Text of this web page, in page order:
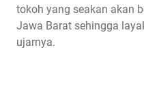
tokoh yang seakan akan
Jawa Barat sehingga
ujarnya.